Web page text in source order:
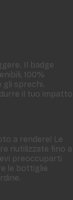
Il badge
100%
gli sprechi.
il tuo impatto
a rendere! Le
riutilizzate fino a
preoccuparti
le bottiglie